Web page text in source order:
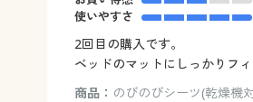
使いやすさ
2回目の購入です。
ベッドのマットにしっかりフ
商品： のびのびシーツ(乾燥機